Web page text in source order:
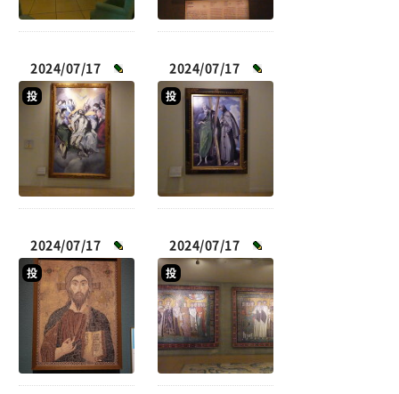
2024/07/17
投
2024/07/17
投
2024/07/17
投
2024/07/17
投